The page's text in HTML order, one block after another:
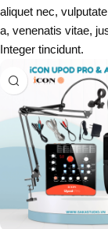
aliquet nec,
a, venenatis vitae,
Integer tincidunt.